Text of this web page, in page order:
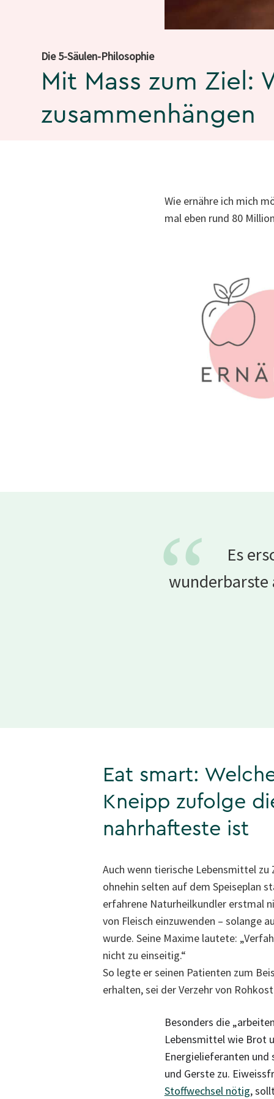
Die 5-Säulen-Philosophie
Mit Mass zum Ziel:
zusammenhängen
Wie ernähre ich mich
mal eben rund 80
“
Es
wunderbarste
Eat smart:
Kneipp zufolge
nahrhafteste ist
Auch wenn tierische Lebensmittel zu
ohnehin selten auf dem Speiseplan
erfahrene Naturheilkundler erstmal
von Fleisch einzuwenden – solange
wurde. Seine Maxime lautete:
nicht zu einseitig.“
So legte er seinen Patienten zum
erhalten, sei der Verzehr von
Besonders die
Lebensmittel wie Brot
Energielieferanten und
und Gerste zu.
Stoffwechsel nötig,